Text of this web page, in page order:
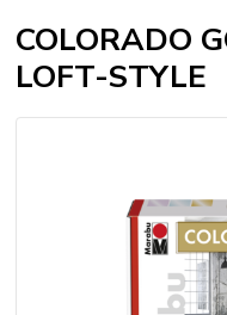
COLORADO
LOFT-STYLE